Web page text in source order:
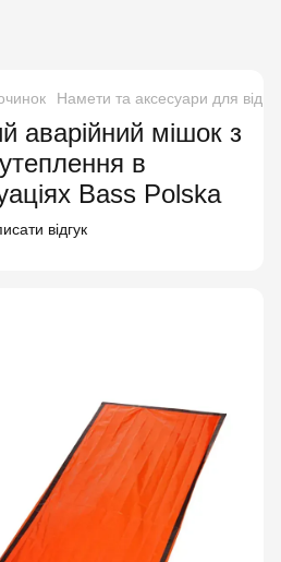
Намети та аксесуари для
аварійний мішок з
в
Bass Polska
відгук